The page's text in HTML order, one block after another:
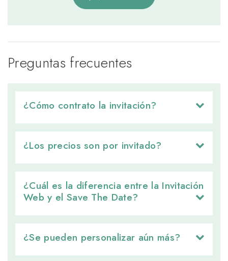
Preguntas frecuentes
¿Cómo contrato la invitación?
¿Los precios son por invitado?
¿Cuál es la diferencia entre la Invitación
Web y el Save The Date?
¿Se pueden personalizar aún más?